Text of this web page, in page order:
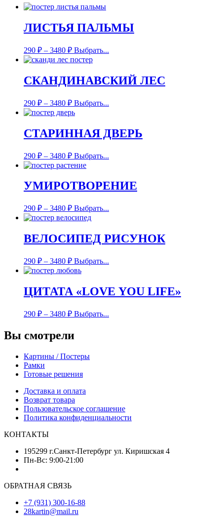
ЛИСТЬЯ ПАЛЬМЫ
290 ₽ – 3480 ₽ Выбрать...
СКАНДИНАВСКИЙ ЛЕС
290 ₽ – 3480 ₽ Выбрать...
СТАРИННАЯ ДВЕРЬ
290 ₽ – 3480 ₽ Выбрать...
УМИРОТВОРЕНИЕ
290 ₽ – 3480 ₽ Выбрать...
ВЕЛОСИПЕД РИСУНОК
290 ₽ – 3480 ₽ Выбрать...
ЦИТАТА «LOVE YOU LIFE»
290 ₽ – 3480 ₽ Выбрать...
Вы смотрели
Картины / Постеры
Рамки
Готовые решения
Доставка и оплата
Возврат товара
Пользовательское соглашение
Политика конфиденциальности
КОНТАКТЫ
195299 г.Санкт-Петербург ул. Киришская 4
Пн-Вс: 9:00-21:00
ОБРАТНАЯ СВЯЗЬ
+7 (931) 300-16-88
28kartin@mail.ru